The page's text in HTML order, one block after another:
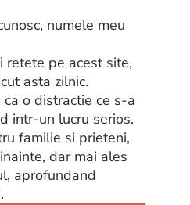
numele meu
retete pe acest site,
asta zilnic.
o distractie ce s-a
intr-un lucru serios.
familie si prieteni,
dar mai ales
aprofundand